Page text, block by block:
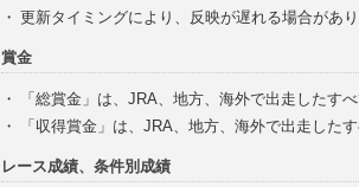
・ 更新タイミングにより、反映が遅れる場合があ
賞金
・
「総賞金」は、JRA、地方、海外で出走したす
・
「収得賞金」は、JRA、地方、海外で出走した
レース成績、条件別成績